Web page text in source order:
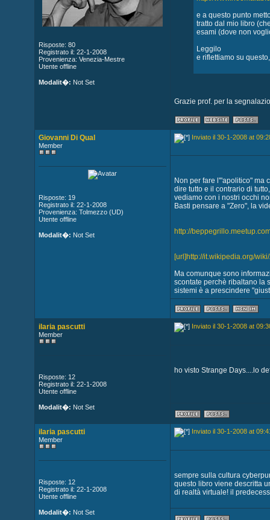
Risposte: 80
Registrato il: 22-1-2008
Provenienza: Venezia-Mestre
Utente offline
Modalit�: Not Set
e a questo punto
tratto dal mio libro
esami (dove non
Leggilo
e riflettiamo su
Grazie prof. per la
Giovanni Di Qual
Member
Risposte: 19
Registrato il: 22-1-2008
Provenienza: Tolmezzo (UD)
Utente offline
Modalit�: Not Set
Inviato il 30-1-2008 at
Non per fare l'"apolitico" ma
dire tutto e il contrario di
vediamo con i nostri occhi
Basti pensare a "Zero", la
http://
[url]http://it.wikipedia.org/
Ma comunque sono
scontate perchè ribaltano la
sistemi è a prescindere
ilaria pascutti
Member
Risposte: 12
Registrato il: 22-1-2008
Utente offline
Modalit�: Not Set
Inviato il 30-1-2008 at
ho visto Strange Days....lo
ilaria pascutti
Member
Risposte: 12
Registrato il: 22-1-2008
Utente offline
Modalit�: Not Set
Inviato il 30-1-2008 at
sempre sulla cultura
questo libro viene descritta
di realtà virtuale! il